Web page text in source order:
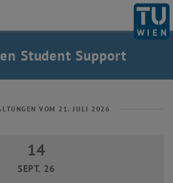
Support auflisten
Student Support
VOM 21. JULI 2026
14 September 2026
14
SEPT. 26